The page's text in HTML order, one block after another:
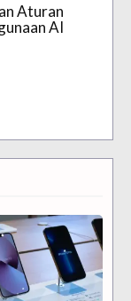
Aturan
AI